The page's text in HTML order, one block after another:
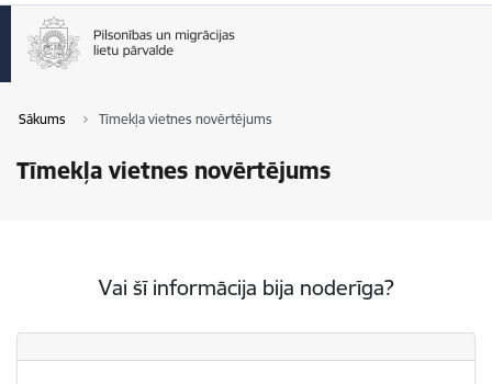
Sākums Tīmekļa vietnes novērtējums
Tīmekļa vietnes novērtējums
Vai šī informācija bija noderīga?
Vai šī informācija bija noderīga?